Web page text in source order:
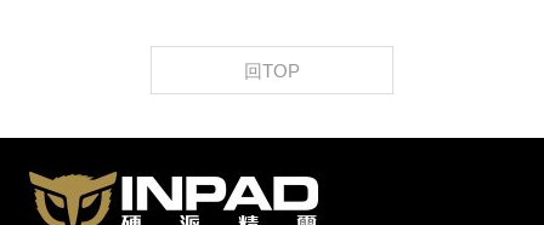
回TOP